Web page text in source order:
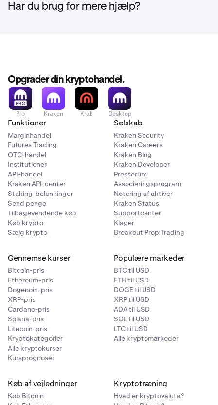
Har du brug for mere hjælp?
Opgrader din kryptohandel.
Pro Kraken Krak Desktop
Funktioner
Marginhandel
Futures Trading
OTC-handel
Institutioner
API-handel
Kraken API-center
Staking-belønninger
Send penge
Tilbagevendende køb
Køb krypto
Sælg krypto
Selskab
Kraken Security
Kraken Careers
Kraken Blog
Kraken Developer
Presserum
Associeringsprogram
Notering af aktiver
Kraken Status
Supportcenter
Klager
Breakout Prop Trading
Gennemse kurser
Bitcoin-pris
Ethereum-pris
Dogecoin-pris
XRP-pris
Cardano-pris
Solana-pris
Litecoin-pris
Kryptokategorier
Alle kryptokurser
Kursprognoser
Populære markeder
BTC til USD
ETH til USD
DOGE til USD
XRP til USD
ADA til USD
SOL til USD
LTC til USD
Alle kryptomarkeder
Køb af vejledninger
Køb Bitcoin
Kryptotræning
Hvad er kryptovaluta?